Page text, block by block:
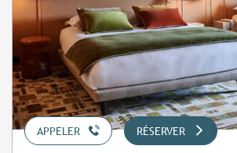
APPELER RÉSERVER